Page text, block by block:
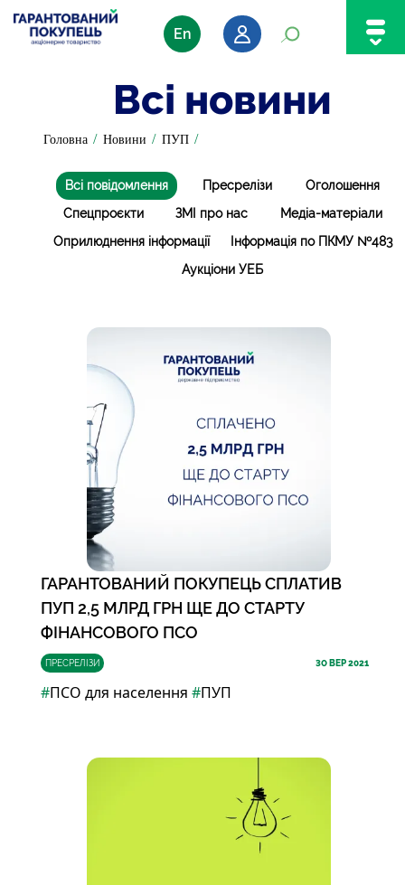
En
Всі новини
Головна / Новини / ПУП /
Всі повідомлення Пресрелізи
Оголошення
Спецпроєкти
ЗМІ про нас
Медіа-матеріали
Оприлюднення інформації
Інформація по ПКМУ №483
Аукціони УЕБ
ПРЕСРЕЛІЗИ 30ВЕР 2021
ГАРАНТОВАНИЙ ПОКУПЕЦЬ СПЛАТИВ
ПУП 2,5 МЛРД ГРН ЩЕ ДО СТАРТУ
ФІНАНСОВОГО ПСО
#ПСО для населення #ПУП